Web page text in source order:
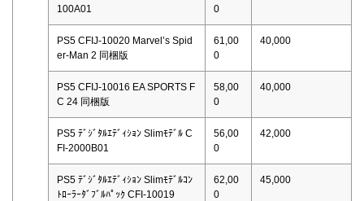
100A01 0
PS5 CFIJ-10020 Marvel’s Spid
er-Man 2 同梱版
61,00
0
40,000
PS5 CFIJ-10016 EA SPORTS F
C 24 同梱版
58,00
0
40,000
PS5 ﾃﾞｼﾞﾀﾙｴﾃﾞｨｼｮﾝ Slimﾓﾃﾞﾙ C
FI-2000B01
56,00
0
42,000
PS5 ﾃﾞｼﾞﾀﾙｴﾃﾞｨｼｮﾝ Slimﾓﾃﾞﾙｺﾝ
ﾄﾛｰﾗｰﾀﾞﾌﾞﾙﾊﾟｯｸ CFI-10019
62,00
0
45,000